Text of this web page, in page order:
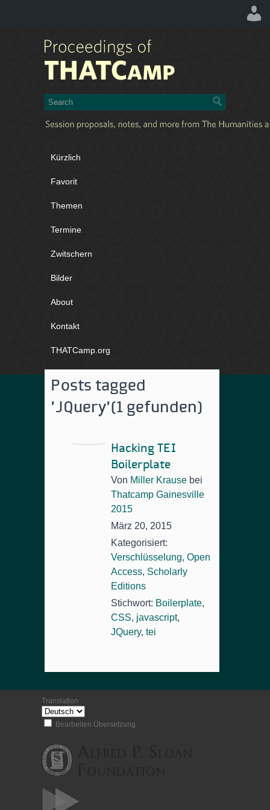
Kürzlich
Favorit
Themen
Termine
Zwitschern
Bilder
About
Kontakt
THATCamp.org
Posts tagged
'JQuery'(1 gefunden)
Hacking TEI
Boilerplate
Von Miller Krause bei
Thatcamp Gainesville
2015
März 20, 2015
Kategorisiert:
Verschlüsselung, Open
Access, Scholarly
Editions
Stichwort: Boilerplate,
CSS, javascript,
JQuery, tei
Translation
Bearbeiten Übersetzung